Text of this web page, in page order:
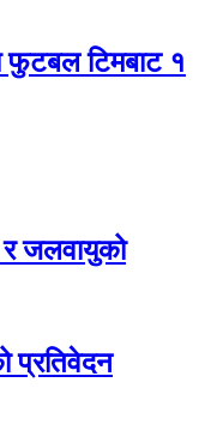
फुटबल टिमबाट १
जलवायुको
प्रतिवेदन